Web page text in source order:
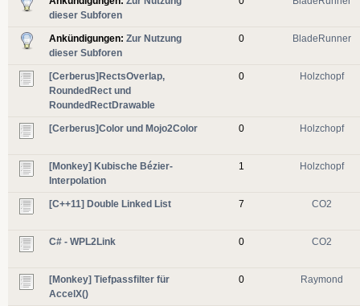
dieser Subforen
Ankündigungen: Zur Nutzung
dieser Subforen
0 BladeRunner
[Cerberus]RectsOverlap,
RoundedRect und
RoundedRectDrawable
0 Holzchopf
[Cerberus]Color und Mojo2Color 0 Holzchopf
[Monkey] Kubische Bézier-
Interpolation
1 Holzchopf
[C++11] Double Linked List 7 CO2
C# - WPL2Link 0 CO2
[Monkey] Tiefpassfilter für
AccelX()
0 Raymond